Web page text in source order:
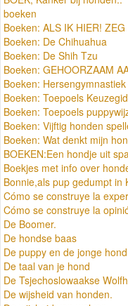
boeken
Boeken: ALS IK HIER! ZEG
Boeken: De Chihuahua
Boeken: De Shih Tzu
Boeken: GEHOORZAAM
Boeken:
Boeken: Toepoels
Boeken: Toepoels
Boeken: Vijftig honden
Boeken: Wat denkt mijn
BOEKEN:Een hondje uit
Boekjes met info over
Bonnie,als pup gedumpt in
Cómo se construye la
Cómo se construye la
De Boomer.
De hondse baas
De puppy en de jonge hond
De taal van je hond
De Tsjechoslowaakse
De wijsheid van honden.